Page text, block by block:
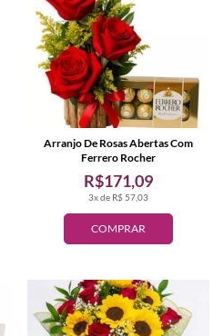
COMPRAR
3x de R$ 57,03
R$171,09
Arranjo De Rosas Abertas Com
Ferrero Rocher